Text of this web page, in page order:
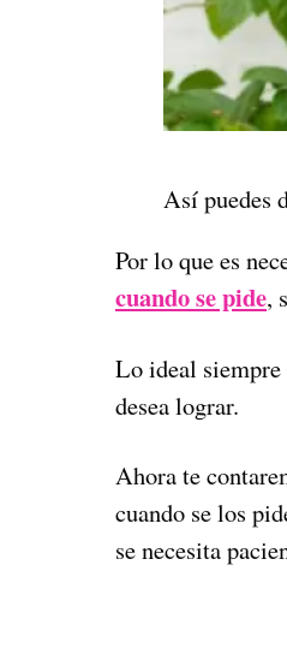
Así puedes
Por lo que es
cuando se pide,
Lo ideal siempre
desea lograr.
Ahora te
cuando se los
se necesita